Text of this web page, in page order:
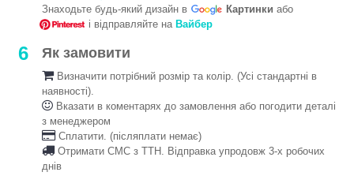
Знаходьте будь-який дизайн в
Картинки або
і відправляйте на Вайбер
6 Як замовити
Визначити потрібний розмір та колір. (Усі стандартні в
наявності).
Вказати в коментарях до замовлення або погодити деталі
з менеджером
Сплатити. (післяплати немає)
Отримати СМС з ТТН. Відправка упродовж 3-х робочих
днів